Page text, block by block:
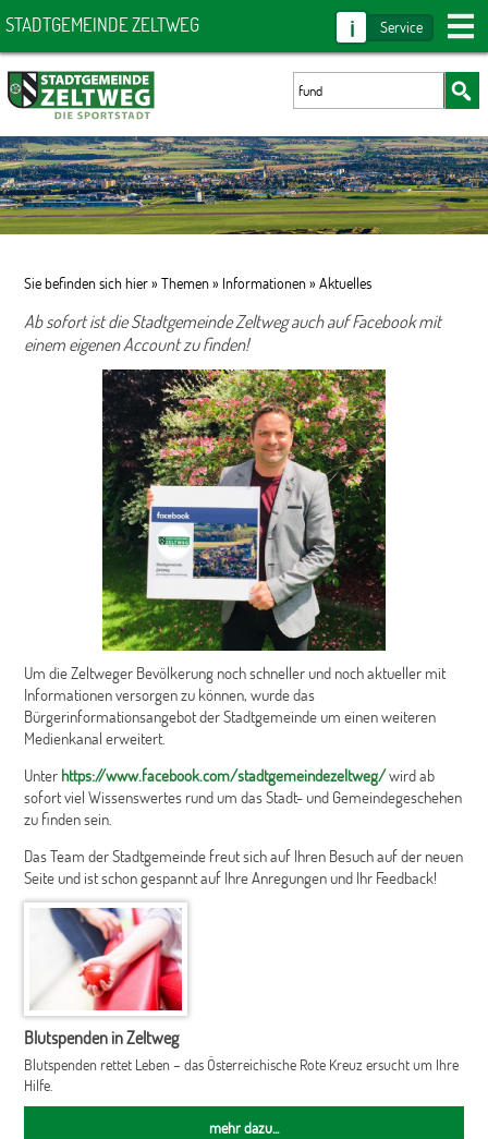
STADTGEMEINDE ZELTWEG i Service
Sie befinden sich hier »Themen» Informationen»Aktuelles
Ab sofort ist die Stadtgemeinde Zeltweg auch auf Facebook mit
einem eigenen Account zu finden!
Um die Zeltweger Bevölkerung noch schneller und noch aktueller mit
Informationen versorgen zu können, wurde das
Bürgerinformationsangebot der Stadtgemeinde um einen weiteren
Medienkanal erweitert.
Unter https://www.facebook.com/stadtgemeindezeltweg/wird ab
sofort viel Wissenswertes rund um das Stadt- und Gemeindegeschehen
zu finden sein.
Das Team der Stadtgemeinde freut sich auf Ihren Besuch auf der neuen
Seite und ist schon gespannt auf Ihre Anregungen und Ihr Feedback!
Blutspenden in Zeltweg
Blutspenden rettet Leben – das Österreichische Rote Kreuz ersucht um Ihre
Hilfe.
mehr dazu...